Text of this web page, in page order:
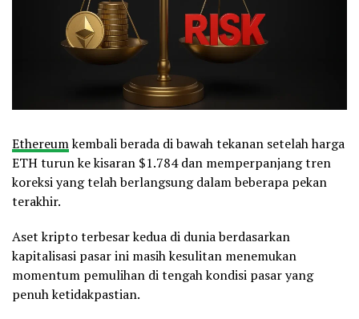
Ethereumkembali berada di bawah tekanan setelah harga
ETH turun ke kisaran $1.784 dan memperpanjang tren
koreksi yang telah berlangsung dalam beberapa pekan
terakhir.
Aset kripto terbesar kedua di dunia berdasarkan
kapitalisasi pasar ini masih kesulitan menemukan
momentum pemulihan di tengah kondisi pasar yang
penuh ketidakpastian.